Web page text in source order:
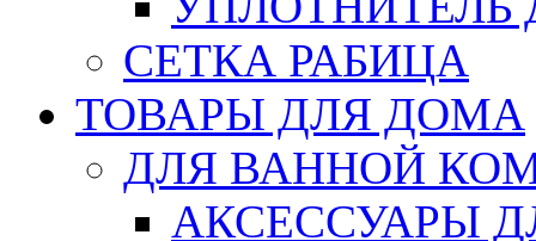
СЕТКА РАБИЦА
ТОВАРЫ ДЛЯ ДОМА
ДЛЯ ВАННОЙ
АКСЕССУАРЫ